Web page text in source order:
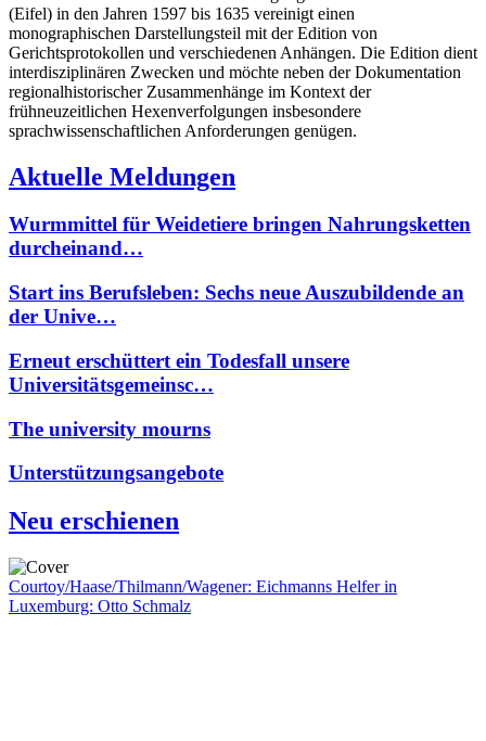
(Eifel) in den Jahren 1597 bis 1635 vereinigt einen
monographischen Darstellungsteil mit der Edition von
Gerichtsprotokollen und verschiedenen Anhängen. Die Edition dient
interdisziplinären Zwecken und möchte neben der Dokumentation
regionalhistorischer Zusammenhänge im Kontext der
frühneuzeitlichen Hexenverfolgungen insbesondere
sprachwissenschaftlichen Anforderungen genügen.
Aktuelle Meldungen
Wurmmittel für Weidetiere bringen Nahrungsketten
durcheinand…
Start ins Berufsleben: Sechs neue Auszubildende an
der Unive…
Erneut erschüttert ein Todesfall unsere
Universitätsgemeinsc…
The university mourns
Unterstützungsangebote
Neu erschienen
Courtoy/Haase/Thilmann/Wagener: Eichmanns Helfer in
Luxemburg: Otto Schmalz